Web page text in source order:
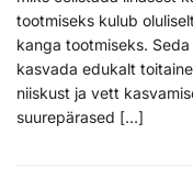
tootmiseks kulub
kanga tootmiseks.
kasvada edukalt
niiskust ja vett
suurepärased […]